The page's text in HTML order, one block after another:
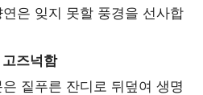
은 잊지 못할 풍경을 선사합
즈넉함
짙푸른 잔디로 뒤덮여 생명